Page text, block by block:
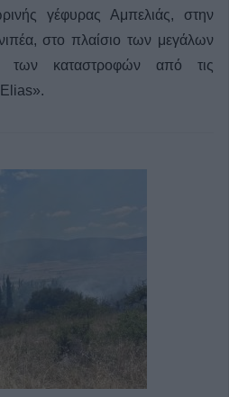
γέφυρας Αμπελιάς, στην
στο πλαίσιο των μεγάλων
των καταστροφών από τις